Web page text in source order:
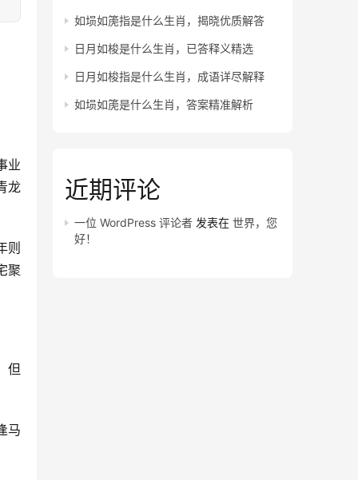
业
龙
则
聚
但
马
如埙如箎指是什么生肖，揭晓优质解答
日月如梭是什么生肖，已答释义精选
日月如梭指是什么生肖，成语详尽解释
如埙如箎是什么生肖，答案精准解析
近期评论
一位 WordPress 评论者 发表在 世界，您
好！